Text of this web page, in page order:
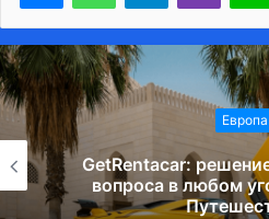
Европа
GetRentacar:
вопроса в любом